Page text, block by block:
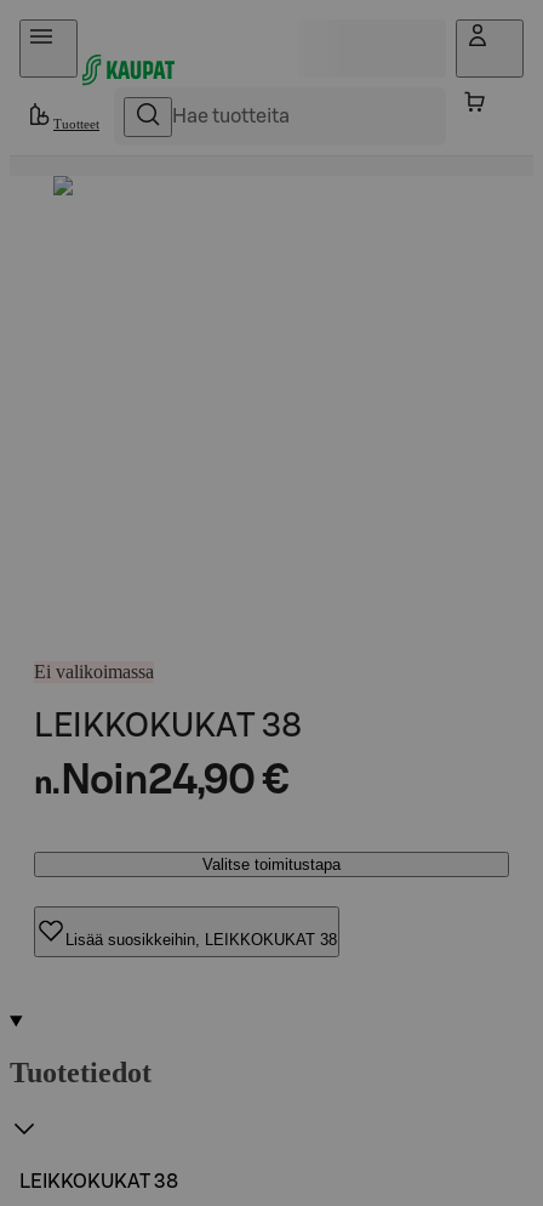
Hyppää sisältöön
Tuotteet
Ei valikoimassa
LEIKKOKUKAT 38
n. Noin24,90 €
Valitse toimitustapa
Lisää suosikkeihin, LEIKKOKUKAT 38
Tuotetiedot
LEIKKOKUKAT 38